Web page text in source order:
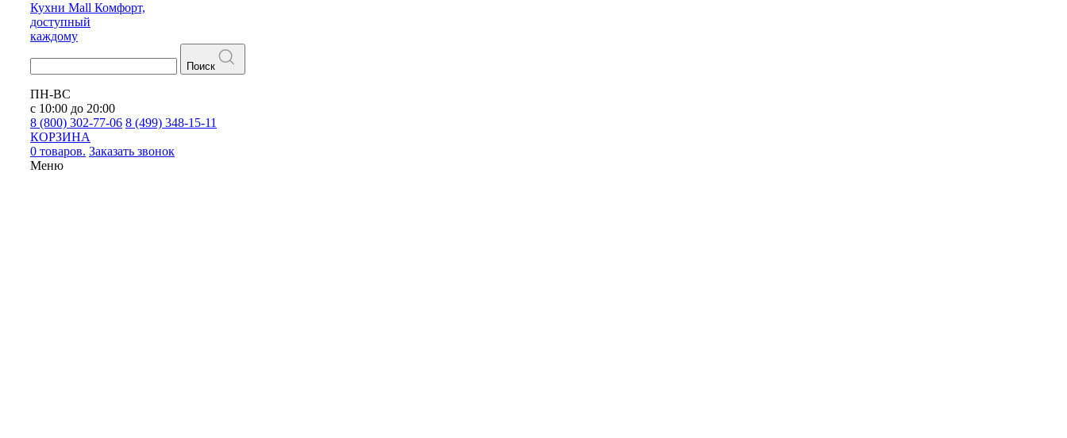
Кухни Mall Комфорт,
доступный
каждому
Поиск
ПН-ВС
с 10:00 до 20:00
8 (800) 302-77-06 8 (499) 348-15-11
КОРЗИНА
0 товаров. Заказать звонок
Меню